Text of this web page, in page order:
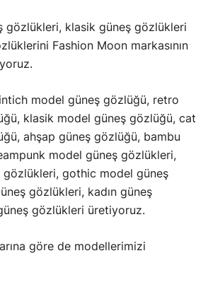
gözlükleri, klasik güneş gözlükleri
Fashion Moon markasının
model güneş gözlüğü, retro
klasik model güneş gözlüğü, cat
ahşap güneş gözlüğü, bambu
model güneş gözlükleri,
gözlükleri, gothic model güneş
gözlükleri, kadın güneş
gözlükleri üretiyoruz.
göre de modellerimizi